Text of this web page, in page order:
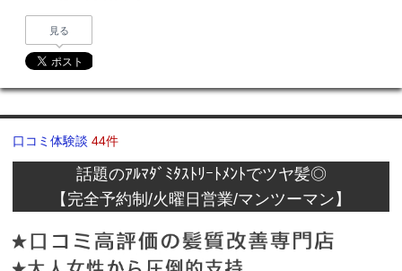
見る
口コミ体験談 44件
話題のｱﾙﾏﾀﾞﾐﾀｽﾄﾘｰﾄﾒﾝﾄでツヤ髪◎
【完全予約制/火曜日営業/マンツーマン】